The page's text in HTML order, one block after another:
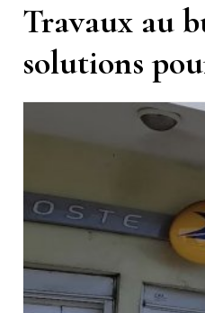
Travaux au
solutions